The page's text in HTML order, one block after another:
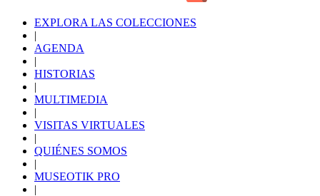
EXPLORA LAS COLECCIONES
|
AGENDA
|
HISTORIAS
|
MULTIMEDIA
|
VISITAS VIRTUALES
|
QUIÉNES SOMOS
|
MUSEOTIK PRO
|